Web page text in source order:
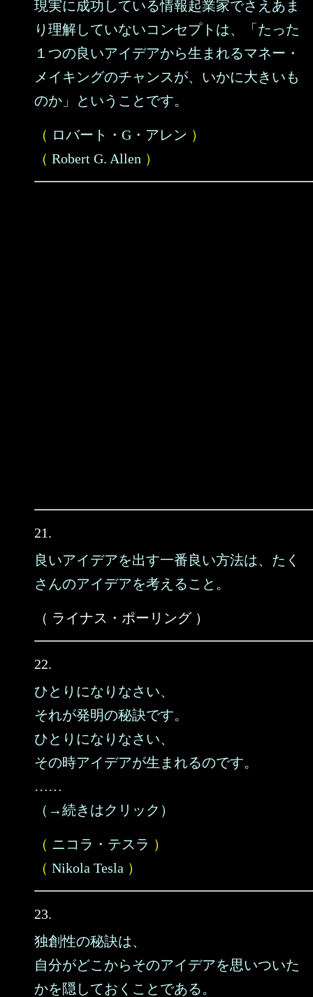
現実に成功している情報起業家でさえあま
り理解していないコンセプトは、「たった
１つの良いアイデアから生まれるマネー・
メイキングのチャンスが、いかに大きいも
のか」ということです。
（ ロバート・G・アレン ）
（ Robert G. Allen ）
21.
良いアイデアを出す一番良い方法は、たく
さんのアイデアを考えること。
（ ライナス・ポーリング ）
22.
ひとりになりなさい、
それが発明の秘訣です。
ひとりになりなさい、
その時アイデアが生まれるのです。
……
（→続きはクリック）
（ ニコラ・テスラ ）
（ Nikola Tesla ）
23.
独創性の秘訣は、
自分がどこからそのアイデアを思いついた
かを隠しておくことである。